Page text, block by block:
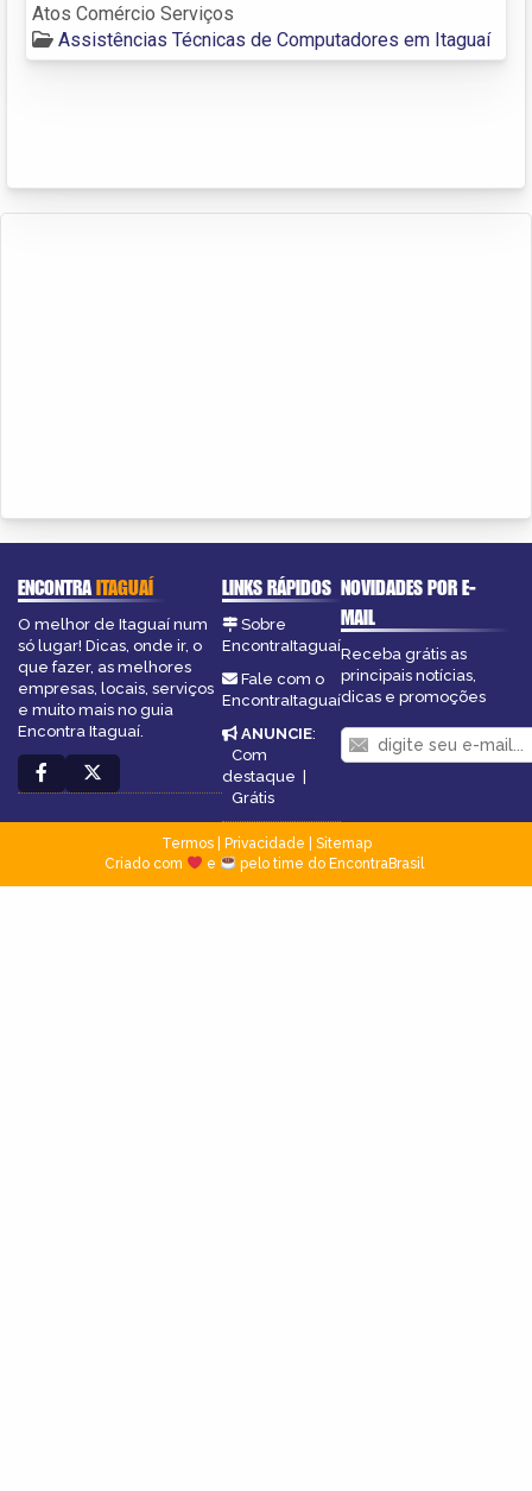
Atos Comércio Serviços
Assistências Técnicas de Computadores em Itaguaí
ENCONTRAITAGUAÍ
O melhor de Itaguaí num
só lugar! Dicas, onde ir, o
que fazer, as melhores
empresas, locais, serviços
e muito mais no guia
Encontra Itaguaí.
LINKS RÁPIDOS
Sobre
EncontraItaguaí
Fale com o
EncontraItaguaí
ANUNCIE:
Com
destaque |
Grátis
NOVIDADES POR E-
MAIL
Receba grátis as
principais notícias,
dicas e promoções
Termos| Privacidade
Sitemap
Criado com
e pelo time do EncontraBrasil